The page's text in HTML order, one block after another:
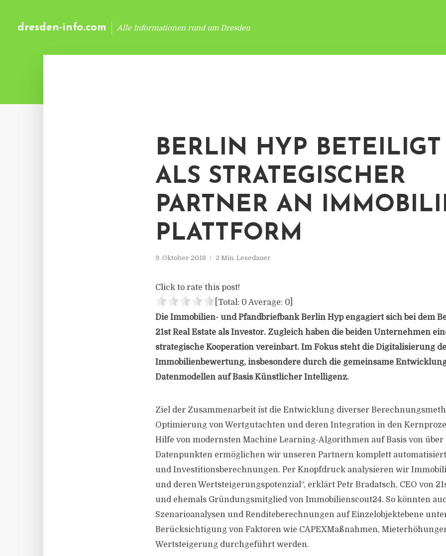
dresden-info.com Alle Informationen rund um Dresden
BERLIN HYP BETEILIGT
ALS STRATEGISCHER
PARTNER AN
PLATTFORM
9. Oktober 2018 2 Min. Lesedauer
Click to rate this post!
[Total: 0 Average: 0
Die Immobilien- und Pfandbriefbank Berlin Hyp engagiert sich bei dem
21st Real Estate als Investor. Zugleich haben die beiden Unternehmen
strategische Kooperation vereinbart. Im Fokus steht die Digitalisierung
Immobilienbewertung, insbesondere durch die gemeinsame
Datenmodellen auf Basis Künstlicher Intelligenz.
Ziel der Zusammenarbeit ist die Entwicklung diverser
Optimierung von Wertgutachten und deren Integration in den
Hilfe von modernsten Machine Learning-Algorithmen auf Basis von
Datenpunkten ermöglichen wir unseren Partnern komplett
und Investitionsberechnungen. Per Knopfdruck analysieren wir
und deren Wertsteigerungspotenzial“, erklärt Petr Bradatsch, CEO von
und ehemals Gründungsmitglied von Immobilienscout24. So könnten
Szenarioanalysen und Renditeberechnungen auf Einzelobjektebene
Berücksichtigung von Faktoren wie CAPEXMaßnahmen,
Wertsteigerung durchgeführt werden.